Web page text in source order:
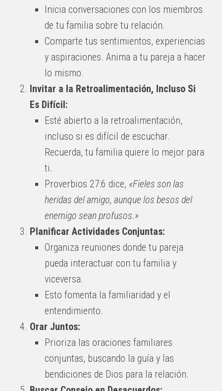
Inicia conversaciones con los miembros
de tu familia sobre tu relación.
Comparte tus sentimientos, experiencias
y aspiraciones. Anima a tu pareja a hacer
lo mismo.
Invitar a la Retroalimentación, Incluso Si
Es Difícil:
Esté abierto a la retroalimentación,
incluso si es difícil de escuchar.
Recuerda, tu familia quiere lo mejor para
ti.
Proverbios 27:6 dice, «Fieles son las
heridas del amigo, aunque los besos del
enemigo sean profusos.»
Planificar Actividades Conjuntas:
Organiza reuniones donde tu pareja
pueda interactuar con tu familia y
viceversa.
Esto fomenta la familiaridad y el
entendimiento.
Orar Juntos:
Prioriza las oraciones familiares
conjuntas, buscando la guía y las
bendiciones de Dios para la relación.